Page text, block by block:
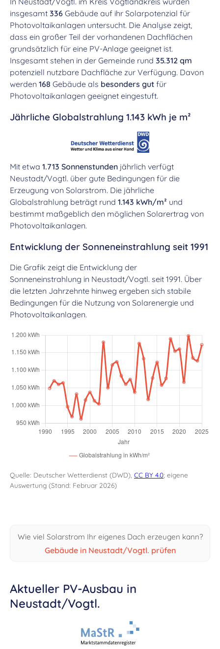
insgesamt 336 Gebäude auf ihr Solarpotenzial für
Photovoltaikanlagen untersucht. Die Analyse zeigt,
dass ein großer Teil der vorhandenen Dachflächen
grundsätzlich für eine PV-Anlage geeignet ist.
Insgesamt stehen in der Gemeinde rund 35.312 qm
potenziell nutzbare Dachfläche zur Verfügung. Davon
werden 168 Gebäude als besonders gut für
Photovoltaikanlagen geeignet eingestuft.
Jährliche Globalstrahlung 1.143 kWh je m²
Mit etwa 1.713 Sonnenstunden jährlich verfügt
Neustadt/Vogtl. über gute Bedingungen für die
Erzeugung von Solarstrom. Die jährliche
Globalstrahlung beträgt rund 1.143 kWh/m² und
bestimmt maßgeblich den möglichen Solarertrag von
Photovoltaikanlagen.
Entwicklung der Sonneneinstrahlung seit 1991
Die Grafik zeigt die Entwicklung der
Sonneneinstrahlung in Neustadt/Vogtl. seit 1991. Über
die letzten Jahrzehnte hinweg ergeben sich stabile
Bedingungen für die Nutzung von Solarenergie und
Photovoltaikanlagen.
Quelle: Deutscher Wetterdienst (DWD), CC BY 4.0; eigene
Auswertung (Stand: Februar 2026)
Wie viel Solarstrom Ihr eigenes Dach erzeugen kann?
Gebäude in Neustadt/Vogtl. prüfen
Aktueller PV-Ausbau in
Neustadt/Vogtl.